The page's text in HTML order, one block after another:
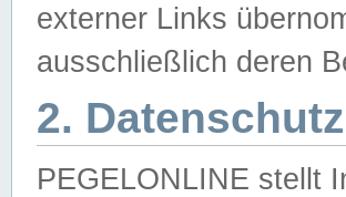
externer Links
ausschließlich deren
2. Datenschutz
PEGELONLINE stellt